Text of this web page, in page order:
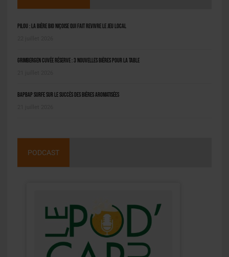
Pilou : la bière bio niçoise qui fait revivre le jeu local
Grimbergen Cuvée Réserve : 3 nouvelles bières pour la table
BAPBAP surfe sur le succès des bières aromatisées
PODCAST